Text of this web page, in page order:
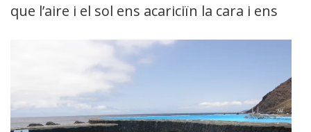
que l’aire i el sol ens acariciïn la cara i ens